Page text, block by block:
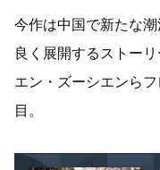
今作は中国で新たな
良く展開するストー
エン・ズーシエンら
目。